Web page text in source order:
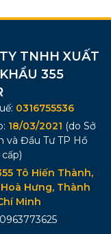
TNHH XUẤT
355
0316755536
18/03/2021 (do Sở
và Đầu Tư TP Hồ
Tô Hiến Thành,
Hưng, Thành
Minh
0963773625